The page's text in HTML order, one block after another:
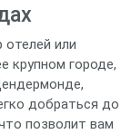
или
крупном городе,
добраться до
позволит вам